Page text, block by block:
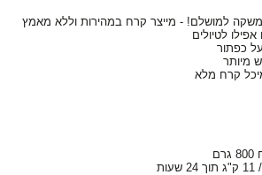
למושלם! - מייצר קרח במהירות וללא מאמץ
לטיולים
כפתור
מיותר